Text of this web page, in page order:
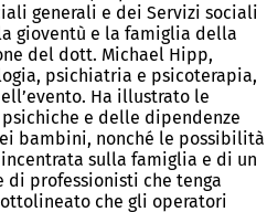
generali e dei Servizi sociali
gioventù e la famiglia della
del dott. Michael Hipp,
psichiatria e psicoterapia,
Ha illustrato le
e delle dipendenze
bambini, nonché le possibilità
sulla famiglia e di un
di professionisti che tenga
che gli operatori